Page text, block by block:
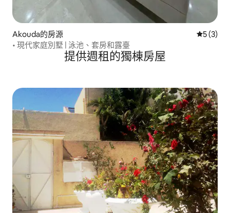
Akouda的房源 從 3 則評
5 (3)
• 現代家庭別墅 | 泳池、套房和露臺
提供週租的獨棟房屋